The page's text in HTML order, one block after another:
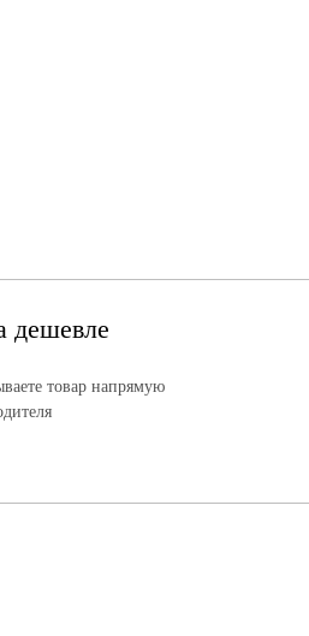
дешевле
товар напрямую